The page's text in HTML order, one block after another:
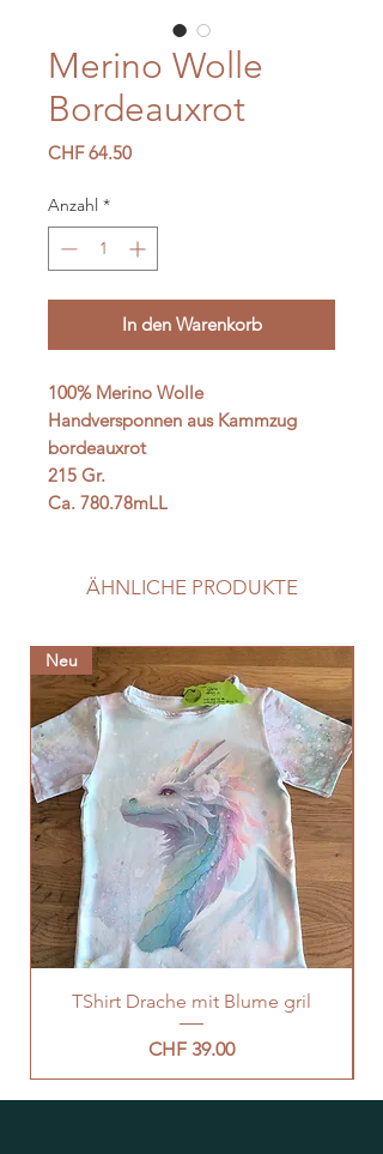
Merino Wolle
Bordeauxrot
CHF 64.50Preis
Anzahl *
In den Warenkorb
100% Merino Wolle
Handversponnen aus Kammzug
bordeauxrot
215 Gr.
Ca. 780.78mLL
ÄHNLICHE PRODUKTE
Neu
TShirt Drache mit Blume gril
Preis
CHF 39.00